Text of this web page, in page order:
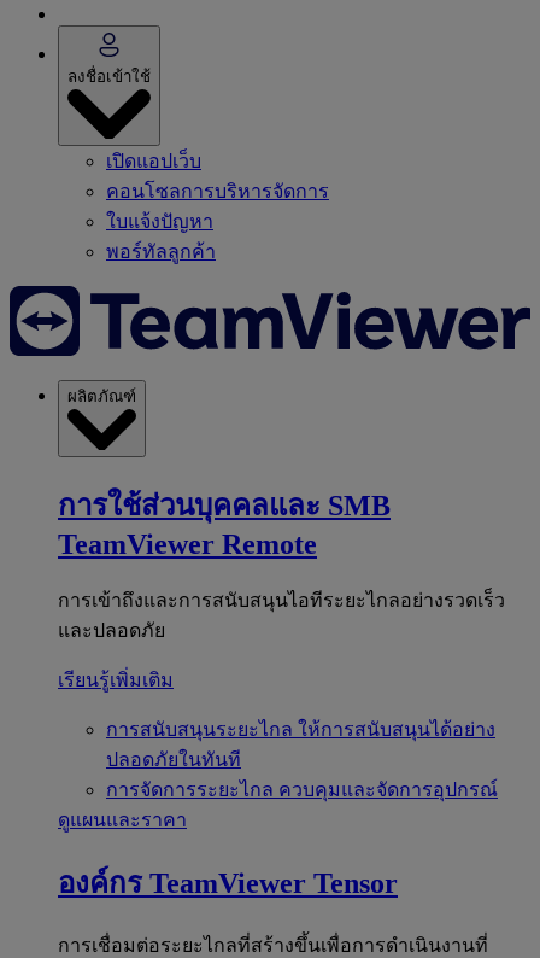
ลงชื่อเข้าใช้
เปิดแอปเว็บ
คอนโซลการบริหารจัดการ
ใบแจ้งปัญหา
พอร์ทัลลูกค้า
ผลิตภัณฑ์
การใช้ส่วนบุคคลและ SMB
TeamViewer Remote
การเข้าถึงและการสนับสนุนไอทีระยะไกลอย่างรวดเร็ว
และปลอดภัย
เรียนรู้เพิ่มเติม
การสนับสนุนระยะไกล ให้การสนับสนุนได้อย่าง
ปลอดภัยในทันที
การจัดการระยะไกล ควบคุมและจัดการอุปกรณ์
ดูแผนและราคา
องค์กร TeamViewer Tensor
การเชื่อมต่อระยะไกลที่สร้างขึ้นเพื่อการดำเนินงานที่